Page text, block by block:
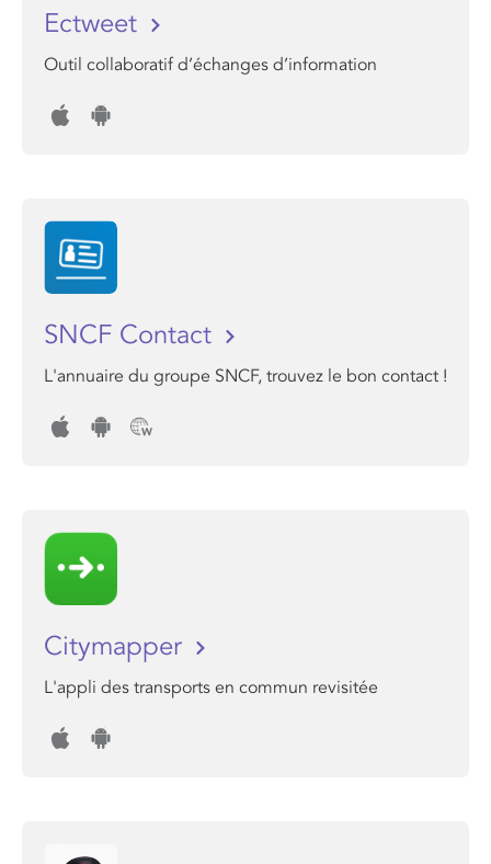
Ectweet
Outil collaboratif d’échanges d’information
SNCF Contact
L'annuaire du groupe SNCF, trouvez le bon contact !
Citymapper
L'appli des transports en commun revisitée